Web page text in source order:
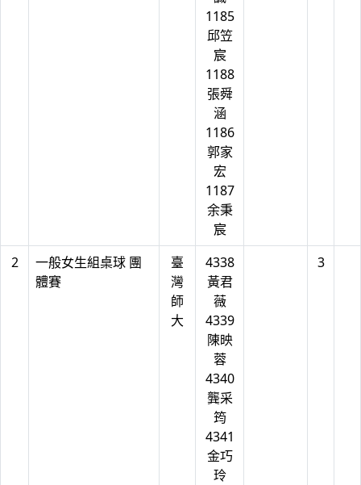
1185
邱笠
宸
1188
張舜
涵
1186
郭家
宏
1187
余秉
宸
2
一般女生組桌球 團
體賽
臺
灣
師
大
4338
黃君
薇
4339
陳映
蓉
4340
龔采
筠
4341
金巧
玲
3